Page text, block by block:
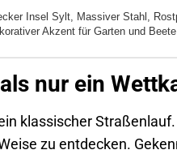
Insel Sylt, Massiver Stahl,
Akzent für Garten und Beete
nur ein
klassischer
zu entdecken.